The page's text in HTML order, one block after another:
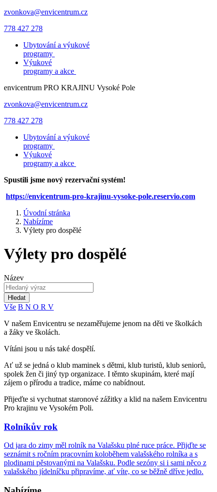
zvonkova@envicentrum.cz
778 427 278
Ubytování a výukové
programy
Výukové
programy a akce
envicentrum PRO KRAJINU Vysoké Pole
zvonkova@envicentrum.cz
778 427 278
Ubytování a výukové
programy
Výukové
programy a akce
Spustili jsme nový rezervační systém!
https://envicentrum-pro-krajinu-vysoke-pole.reservio.com
Úvodní stránka
Nabízíme
Výlety pro dospělé
Výlety pro dospělé
Název
Hledat
Vše B N O R V
V našem Envicentru se nezaměřujeme jenom na děti ve školkách
a žáky ve školách.
Vítáni jsou u nás také dospělí.
Ať už se jedná o klub maminek s dětmi, klub turistů, klub seniorů,
spolek žen či jiný typ organizace. I těmto skupinám, které mají
zájem o přírodu a tradice, máme co nabídnout.
Přijeďte si vychutnat staronové zážitky a klid na našem Envicentru
Pro krajinu ve Vysokém Poli.
Rolníkův rok
Od jara do zimy měl rolník na Valašsku plné ruce práce. Přijďte se
seznámit s ročním pracovním koloběhem valašského rolníka a s
plodinami pěstovanými na Valašsku. Podle sezóny si i sami něco z
valašského jídelníčku připravíme, ať víte, co se běžně dříve jedlo.